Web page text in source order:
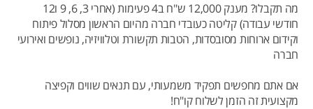
מה תקבלו? מענק 12,000 ש"ח ב4 פעימות (אחרי 3, 6, 9 ו12
חודשי עבודה) קליטה כעובדי חברה מהיום הראשון מסלול פיתוח
וקידום ארוחות מסובסדות, הטבות תקשורת וטלוויזיה, נופשים ואירועי
חברה
אם אתם מחפשים תפקיד משמעותי, עם תנאים שווים וקפיצה
מקצועית זה הזמן לשלוח קו"ח!